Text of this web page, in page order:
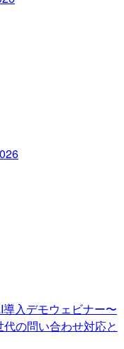
導入デモウェビナー〜
の問い合わせ対応と